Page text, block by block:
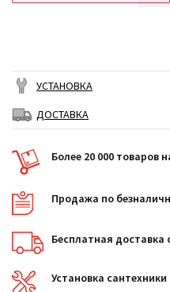
УСТАНОВКА
ДОСТАВКА
Более 20 000 товаров
Продажа по
Бесплатная доставка
Установка